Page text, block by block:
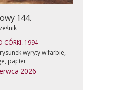
144.
CÓRKI, 1994
wyryty w farbie,
papier
2026